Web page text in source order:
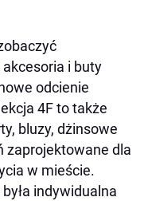
i buty
odcienie
4F to także
bluzy, dżinsowe
zaprojektowane dla
w mieście.
indywidualna